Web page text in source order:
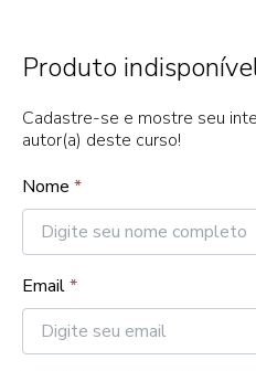
Produto
Cadastre-se e mostre seu
autor(a) deste curso!
Nome *
Email*